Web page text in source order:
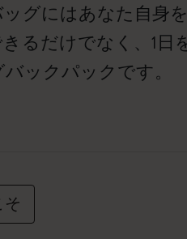
グにはあなた自身
るだけでなく、1日
ックパックです。